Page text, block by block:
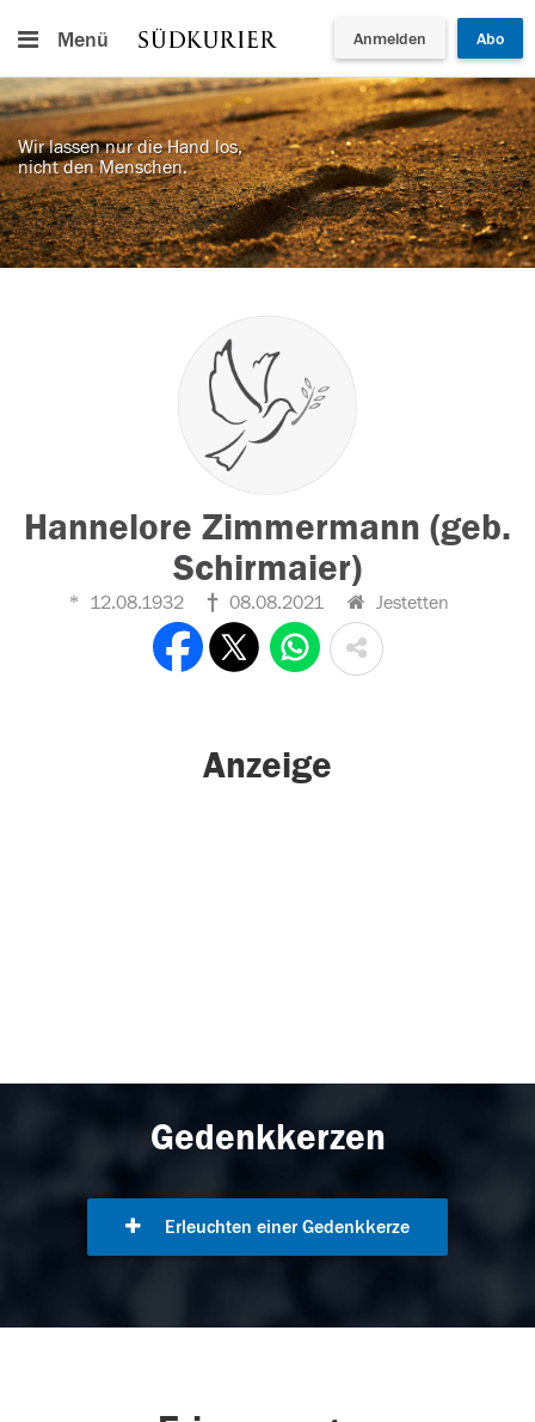
Menü Anmelden Abo
Wir lassen nur die Hand los,
nicht den Menschen.
Hannelore Zimmermann (geb.
Schirmaier)
12.08.1932 08.08.2021 Jestetten
Anzeige
Gedenkkerzen
Erleuchten einer Gedenkkerze